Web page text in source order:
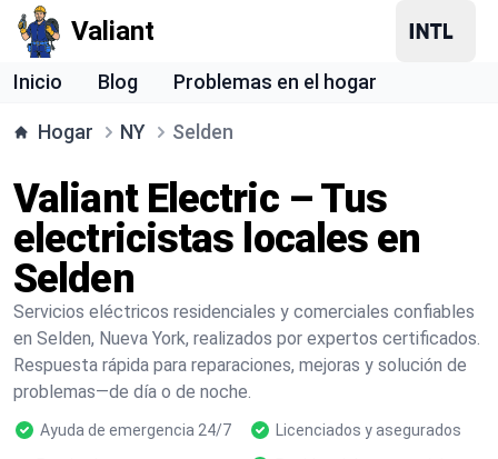
Valiant
Inicio Blog Problemas en el hogar
Hogar NY Selden
Valiant Electric – Tus
electricistas locales en
Selden
Servicios eléctricos residenciales y comerciales confiables
en Selden, Nueva York, realizados por expertos certificados.
Respuesta rápida para reparaciones, mejoras y solución de
problemas—de día o de noche.
Ayuda de emergencia 24/7
Licenciados y asegurados